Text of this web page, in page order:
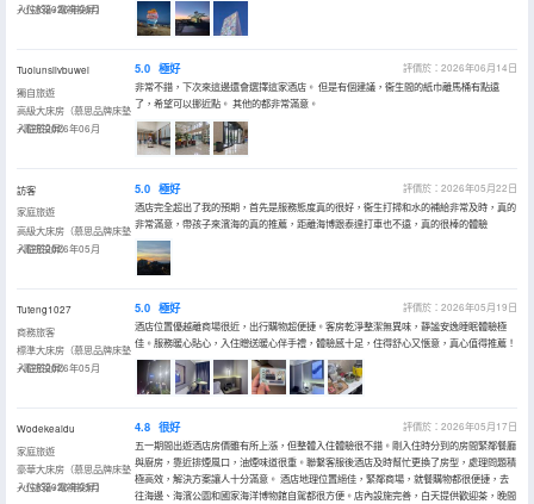
+小冰箱+電視投屏）
入住於2026年06月
Tuolunsilvbuwei
獨自旅遊
高級大床房（慕思品牌床墊
+電視投屏）
入住於2026年06月
5.0 極好
評價於：2026年06月14日
非常不錯，下次來這邊還會選擇這家酒店。 但是有個建議，衞生間的紙巾離馬桶有點遠
了，希望可以挪近點。 其他的都非常滿意。
訪客
家庭旅遊
高級大床房（慕思品牌床墊
+電視投屏）
入住於2026年05月
5.0 極好
評價於：2026年05月22日
酒店完全超出了我的預期，首先是服務態度真的很好，衞生打掃和水的補給非常及時，真的
非常滿意，帶孩子來濱海的真的推薦，距離海博跟泰達打車也不遠，真的很棒的體驗
Tuteng1027
商務旅客
標準大床房（慕思品牌床墊
+電視投屏）
入住於2026年05月
5.0 極好
評價於：2026年05月19日
酒店位置優越離商場很近，出行購物超便捷。客房乾淨整潔無異味，靜謐安逸睡眠體驗極
佳。服務暖心貼心，入住贈送暖心伴手禮，體驗感十足，住得舒心又愜意，真心值得推薦！
Wodekeaidu
家庭旅遊
豪華大床房（慕思品牌床墊
+小冰箱+電視投屏）
入住於2026年05月
4.8 很好
評價於：2026年05月17日
五一期間出遊酒店房價雖有所上漲，但整體入住體驗很不錯。剛入住時分到的房間緊鄰餐廳
與廚房，靠近排煙風口，油煙味道很重。聯繫客服後酒店及時幫忙更換了房型，處理問題積
極高效，解決方案讓人十分滿意。 酒店地理位置絕佳，緊鄰商場，就餐購物都很便捷，去
往海邊、海濱公園和國家海洋博物館自駕都很方便。店內設施完善，白天提供歡迎茶，晚間